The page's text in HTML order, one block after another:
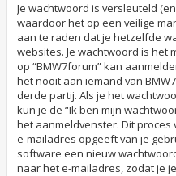
Je wachtwoord is versleuteld
waardoor het op een veilige
aan te raden dat je hetzelfde
websites. Je wachtwoord is het
op “BMW7forum” kan
het nooit aan iemand van
derde partij. Als je het
kun je de “Ik ben mijn
het aanmeldvenster. Dit
e-mailadres opgeeft van je
software een nieuw
naar het e-mailadres, zodat je